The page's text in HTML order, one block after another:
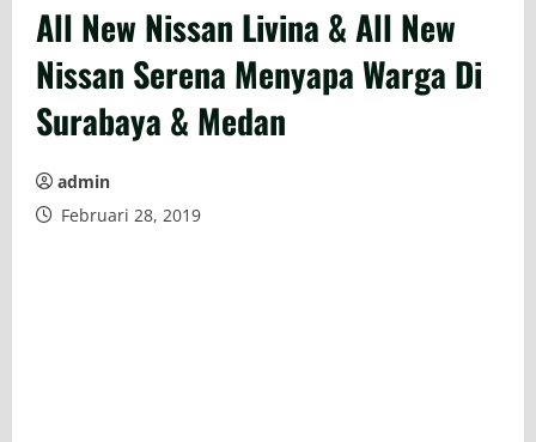
All New Nissan Livina & All New
Nissan Serena Menyapa Warga Di
Surabaya & Medan
admin
Februari 28, 2019